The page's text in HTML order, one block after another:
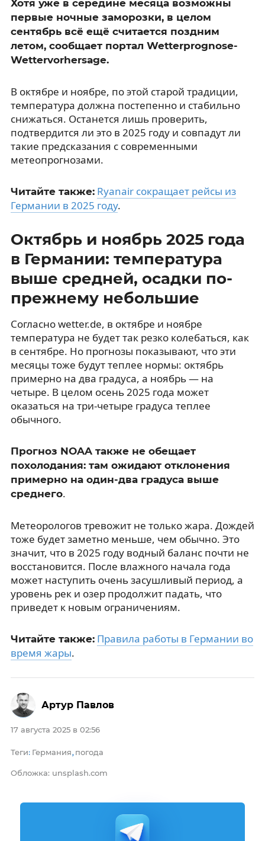
Хотя уже в середине месяца возможны
первые ночные заморозки, в целом
сентябрь всё ещё считается поздним
летом, сообщает портал Wetterprognose-
Wettervorhersage.
В октябре и ноябре, по этой старой традиции,
температура должна постепенно и стабильно
снижаться. Останется лишь проверить,
подтвердится ли это в 2025 году и совпадут ли
такие предсказания с современными
метеопрогнозами.
Читайте также: Ryanair сокращает рейсы из
Германии в 2025 году.
Октябрь и ноябрь 2025 года
в Германии: температура
выше средней, осадки по-
прежнему небольшие
Согласно wetter.de, в октябре и ноябре
температура не будет так резко колебаться, как
в сентябре. Но прогнозы показывают, что эти
месяцы тоже будут теплее нормы: октябрь
примерно на два градуса, а ноябрь — на
четыре. В целом осень 2025 года может
оказаться на три-четыре градуса теплее
обычного.
Прогноз NOAA также не обещает
похолодания: там ожидают отклонения
примерно на один-два градуса выше
среднего.
Метеорологов тревожит не только жара. Дождей
тоже будет заметно меньше, чем обычно. Это
значит, что в 2025 году водный баланс почти не
восстановится. После влажного начала года
может наступить очень засушливый период, а
уровень рек и озер продолжит падать, что
приведет к новым ограничениям.
Читайте также: Правила работы в Германии во
время жары.
17 августа 2025 в 02:56
Теги: Германия, погода
Обложка: unsplash.com
Артур Павлов